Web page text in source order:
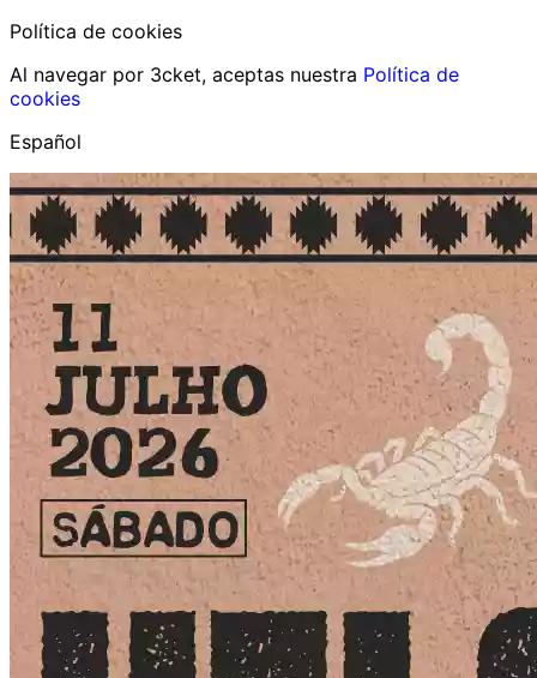
Política de cookies
Al navegar por 3cket, aceptas nuestra Política de
cookies
Español